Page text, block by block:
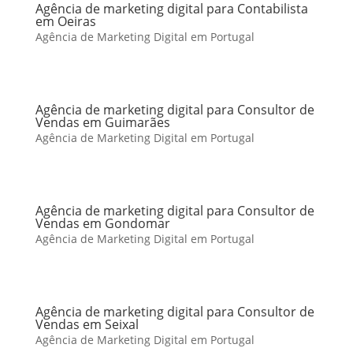
Agência de marketing digital para Contabilista
em Oeiras
Agência de Marketing Digital em Portugal
Agência de marketing digital para Consultor de
Vendas em Guimarães
Agência de Marketing Digital em Portugal
Agência de marketing digital para Consultor de
Vendas em Gondomar
Agência de Marketing Digital em Portugal
Agência de marketing digital para Consultor de
Vendas em Seixal
Agência de Marketing Digital em Portugal